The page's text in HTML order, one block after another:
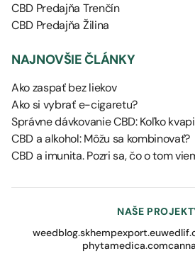
CBD Predajňa Trenčín
CBD Predajňa Žilina
NAJNOVŠIE ČLÁNKY
Ako zaspať bez liekov
Ako si vybrať e-cigaretu?
Správne dávkovanie CBD: Koľko
CBD a alkohol: Môžu sa kombinovať?
CBD a imunita. Pozri sa, čo o tom
NAŠE
weedblog.skhempexport.eu
phytamedica.com